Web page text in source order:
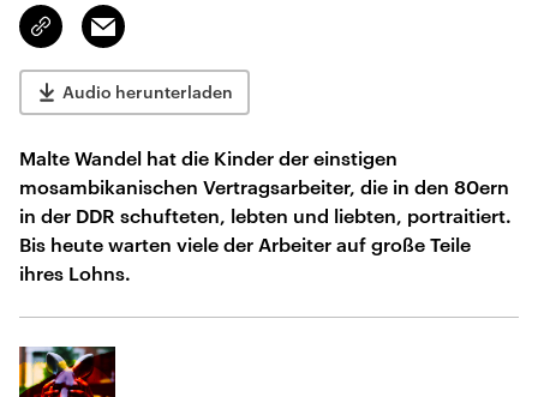
Link
kopieren/teilen
Email
Audio herunterladen
Malte Wandel hat die Kinder der einstigen
mosambikanischen Vertragsarbeiter, die in den 80ern
in der DDR schufteten, lebten und liebten, portraitiert.
Bis heute warten viele der Arbeiter auf große Teile
ihres Lohns.